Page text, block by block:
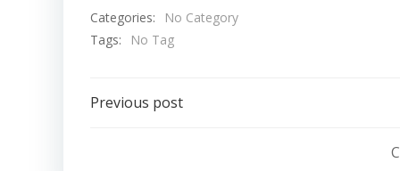
Categories:
No Category
Tags:
No Tag
Навигация
Previous post